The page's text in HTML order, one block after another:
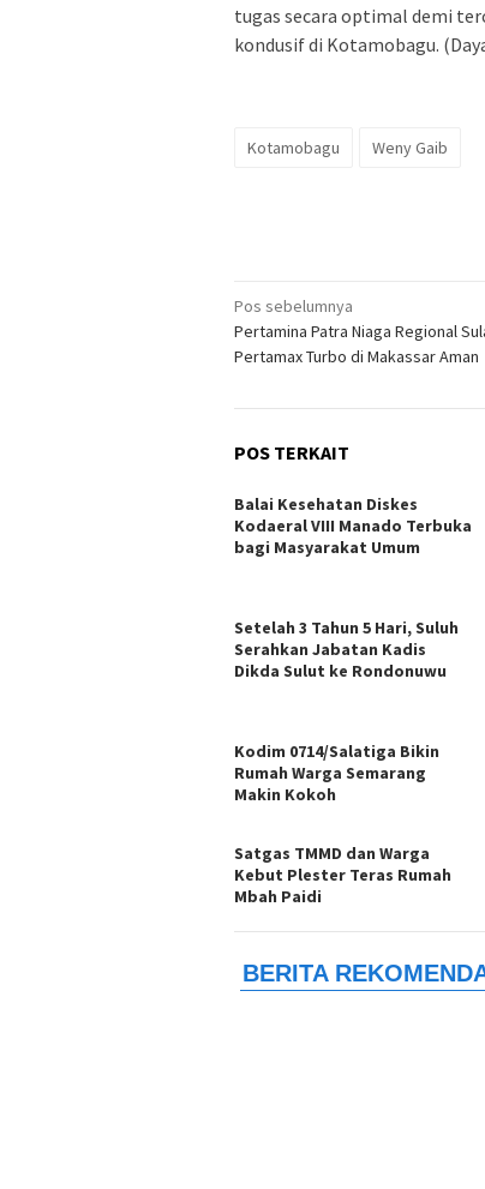
tugas secara optimal demi
kondusif di Kotamobagu.
Kotamobagu Weny Gaib
Navigasi
pos
Pos sebelumnya
Pertamina Patra Niaga Regional
Pertamax Turbo di Makassar Aman
POS TERKAIT
Balai Kesehatan Diskes
Kodaeral VIII Manado Terbuka
bagi Masyarakat Umum
Setelah 3 Tahun 5 Hari, Suluh
Serahkan Jabatan Kadis
Dikda Sulut ke Rondonuwu
Kodim 0714/Salatiga Bikin
Rumah Warga Semarang
Makin Kokoh
Satgas TMMD dan Warga
Kebut Plester Teras Rumah
Mbah Paidi